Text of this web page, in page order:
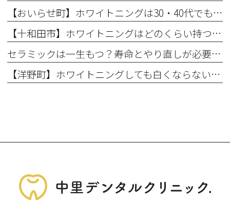
【おいらせ町】ホワイトニングは30・40代でも効果ある？年代別の特徴と始める前に知っておきたいこと
【十和田市】ホワイトニングはどのくらい持つ？持続期間と長持ちさせるコツ
セラミックは一生もつ？寿命とやり直しが必要になるケース
【洋野町】ホワイトニングしても白くならない理由とは？効果が出にくい人の特徴